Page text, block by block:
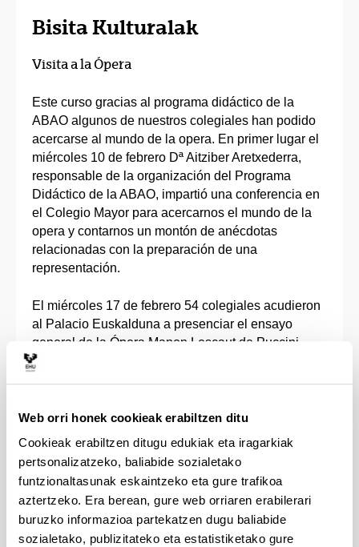
Web orri honek cookieak erabiltzen ditu
Cookieak erabiltzen ditugu edukiak eta iragarkiak
pertsonalizatzeko, baliabide sozialetako
funtzionaltasunak eskaintzeko eta gure trafikoa
aztertzeko. Era berean, gure web orriaren erabilerari
buruzko informazioa partekatzen dugu baliabide
sozialetako, publizitateko eta estatistiketako gure
Bisita Kulturalak
Visita a la Ópera
Este curso gracias al programa didáctico de la
ABAO algunos de nuestros colegiales han podido
acercarse al mundo de la opera. En primer lugar el
miércoles 10 de febrero Dª Aitziber Aretxederra,
responsable de la organización del Programa
Didáctico de la ABAO, impartió una conferencia en
el Colegio Mayor para acercarnos el mundo de la
opera y contarnos un montón de anécdotas
relacionadas con la preparación de una
representación.
El miércoles 17 de febrero 54 colegiales acudieron
al Palacio Euskalduna a presenciar el ensayo
general de la Ópera Manon Lescaut de Puccini.
Una vez finalizado el ensayo tuvieron la